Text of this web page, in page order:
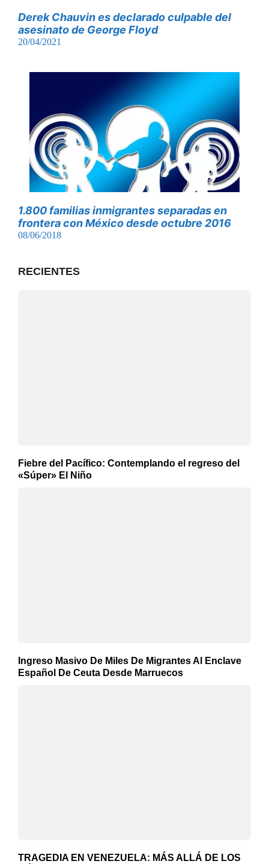
Derek Chauvin es declarado culpable del
asesinato de George Floyd
20/04/2021
1.800 familias inmigrantes separadas en
frontera con México desde octubre 2016
08/06/2018
RECIENTES
Fiebre del Pacífico: Contemplando el regreso del
«Súper» El Niño
Ingreso Masivo De Miles De Migrantes Al Enclave
Español De Ceuta Desde Marruecos
TRAGEDIA EN VENEZUELA: MÁS ALLÁ DE LOS